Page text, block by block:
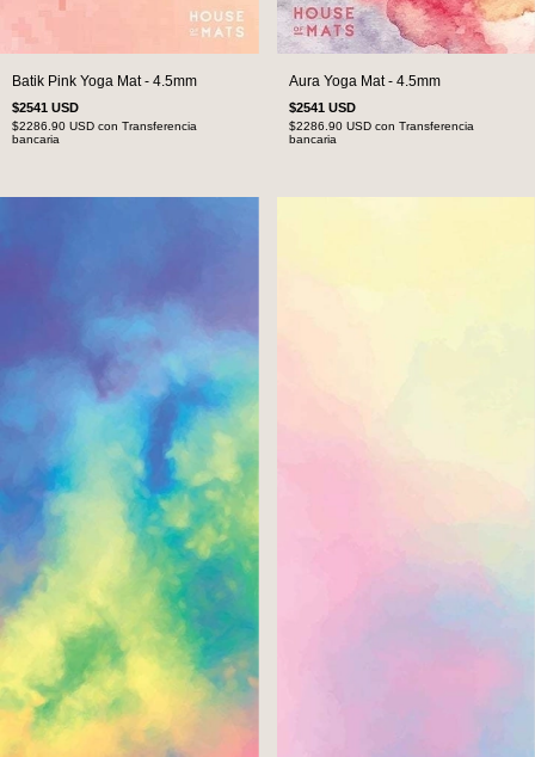
Batik Pink Yoga Mat - 4.5mm
$2541 USD
$2286.90 USD con Transferencia
bancaria
Aura Yoga Mat - 4.5mm
$2541 USD
$2286.90 USD con Transferencia
bancaria